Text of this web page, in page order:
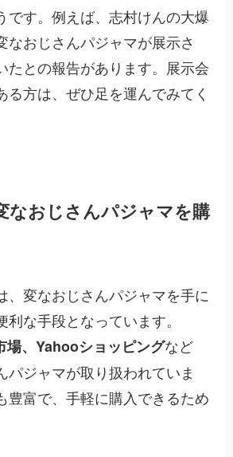
です。例えば、志村けんの大爆
なおじさんパジャマが展示さ
たとの報告があります。展示会
る方は、ぜひ足を運んでみてく
なおじさんパジャマを購
、変なおじさんパジャマを手に
利な手段となっています。
場、Yahooショッピングなど
パジャマが取り扱われていま
豊富で、手軽に購入できるため